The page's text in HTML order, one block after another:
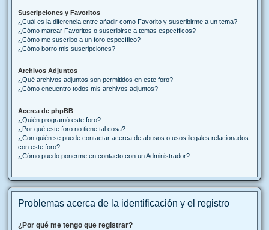
Suscripciones y Favoritos
¿Cuál es la diferencia entre añadir como Favorito y suscribirme a un tema?
¿Cómo marcar Favoritos o suscribirse a temas específicos?
¿Cómo me suscribo a un foro específico?
¿Cómo borro mis suscripciones?
Archivos Adjuntos
¿Qué archivos adjuntos son permitidos en este foro?
¿Cómo encuentro todos mis archivos adjuntos?
Acerca de phpBB
¿Quién programó este foro?
¿Por qué este foro no tiene tal cosa?
¿Con quién se puede contactar acerca de abusos o usos ilegales relacionados
con este foro?
¿Cómo puedo ponerme en contacto con un Administrador?
Problemas acerca de la identificación y el registro
¿Por qué me tengo que registrar?